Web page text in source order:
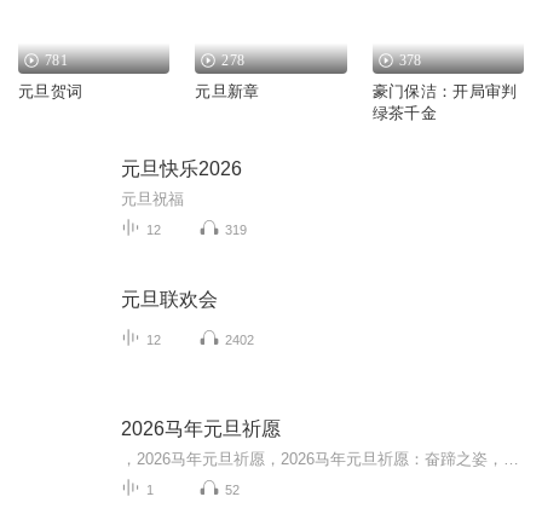
781
元旦贺词
278
元旦新章
378
豪门保洁：开局审判
绿茶千金
元旦快乐2026
元旦祝福
12 319
元旦联欢会
12 2402
2026马年元旦祈愿
1 52